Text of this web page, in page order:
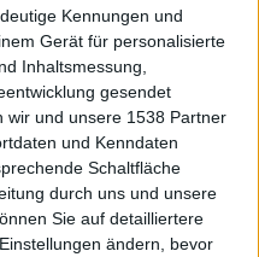
Kennungen und
Gerät für personalisierte
Inhaltsmessung,
gesendet
wir und unsere 1538 Partner
und Kenndaten
Schaltfläche
durch uns und unsere
Sie auf detailliertere
ändern, bevor
Tatsache, dass der
und den Neuaufnahmen
zufriedenstellend genug
Namen IN FLAMES als
„Clayman“ zu
über den Zustand
Variations In D